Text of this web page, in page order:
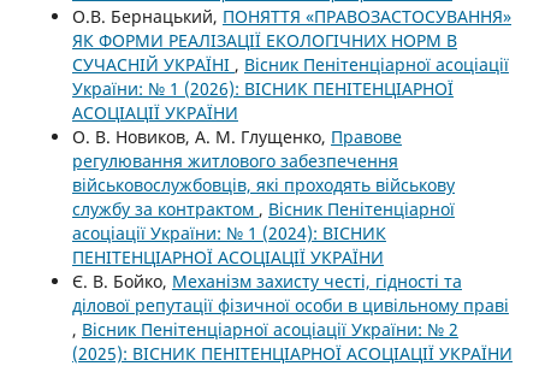
О.В. Бернацький, ПОНЯТТЯ «ПРАВОЗАСТОСУВАННЯ»
ЯК ФОРМИ РЕАЛІЗАЦІЇ ЕКОЛОГІЧНИХ НОРМ В
СУЧАСНІЙ УКРАЇНІ , Вісник Пенітенціарної асоціації
України: № 1 (2026): ВІСНИК ПЕНІТЕНЦІАРНОЇ
АСОЦІАЦІЇ УКРАЇНИ
О. В. Новиков, А. М. Глущенко, Правове
регулювання житлового забезпечення
військовослужбовців, які проходять військову
службу за контрактом , Вісник Пенітенціарної
асоціації України: № 1 (2024): ВІСНИК
ПЕНІТЕНЦІАРНОЇ АСОЦІАЦІЇ УКРАЇНИ
Є. В. Бойко, Механізм захисту честі, гідності та
ділової репутації фізичної особи в цивільному праві
, Вісник Пенітенціарної асоціації України: № 2
(2025): ВІСНИК ПЕНІТЕНЦІАРНОЇ АСОЦІАЦІЇ УКРАЇНИ